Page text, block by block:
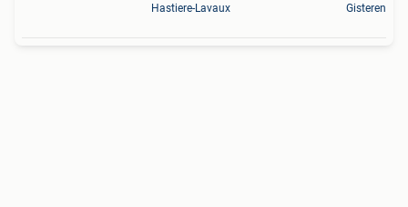
Hastiere-Lavaux Gisteren